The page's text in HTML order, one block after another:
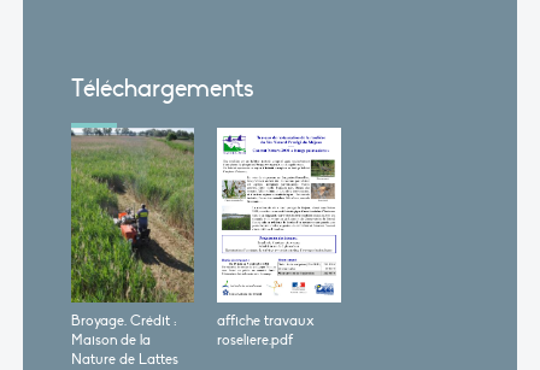
Téléchargements
Broyage. Crédit :
Maison de la
Nature de Lattes
affiche travaux
roseliere.pdf